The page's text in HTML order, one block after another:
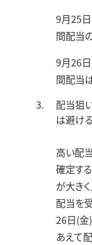
9月25
間配当
9月26
間配当
配当狙
は避ける
高い配
確定す
が大き
配当を
26日(金
あえて